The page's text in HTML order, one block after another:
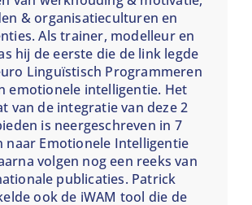
& organisatieculturen en
Als trainer, modelleur en
hij de eerste die de link legde
Linguïstisch Programmeren
emotionele intelligentie. Het
van de integratie van deze 2
is neergeschreven in 7
naar Emotionele Intelligentie
volgen nog een reeks van
publicaties. Patrick
ook de iWAM tool die de